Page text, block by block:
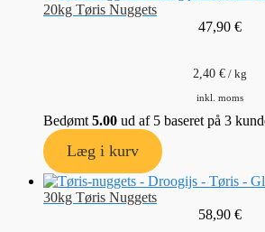
20kg Tøris Nuggets
47,90 €
2,40 € / kg
inkl. moms
Bedømt 5.00 ud af 5 baseret på 3
Læg i kurv
30kg Tøris Nuggets
58,90 €